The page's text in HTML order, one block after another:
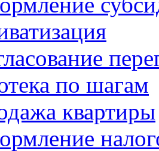
по шагам
квартиры